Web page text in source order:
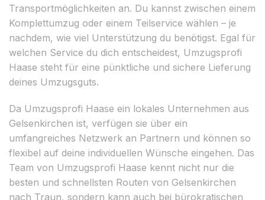
Transportmöglichkeiten an. Du kannst zwischen einem
Komplettumzug oder einem Teilservice wählen – je
nachdem, wie viel Unterstützung du benötigst. Egal für
welchen Service du dich entscheidest, Umzugsprofi
Haase steht für eine pünktliche und sichere Lieferung
deines Umzugsguts.
Da Umzugsprofi Haase ein lokales Unternehmen aus
Gelsenkirchen ist, verfügen sie über ein
umfangreiches Netzwerk an Partnern und können so
flexibel auf deine individuellen Wünsche eingehen. Das
Team von Umzugsprofi Haase kennt nicht nur die
besten und schnellsten Routen von Gelsenkirchen
nach Traun, sondern kann auch bei bürokratischen